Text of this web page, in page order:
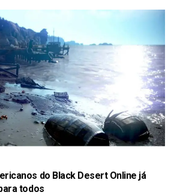
do Black Desert Online já
todos